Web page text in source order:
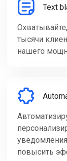
Text
тысячи
нашего
повысить